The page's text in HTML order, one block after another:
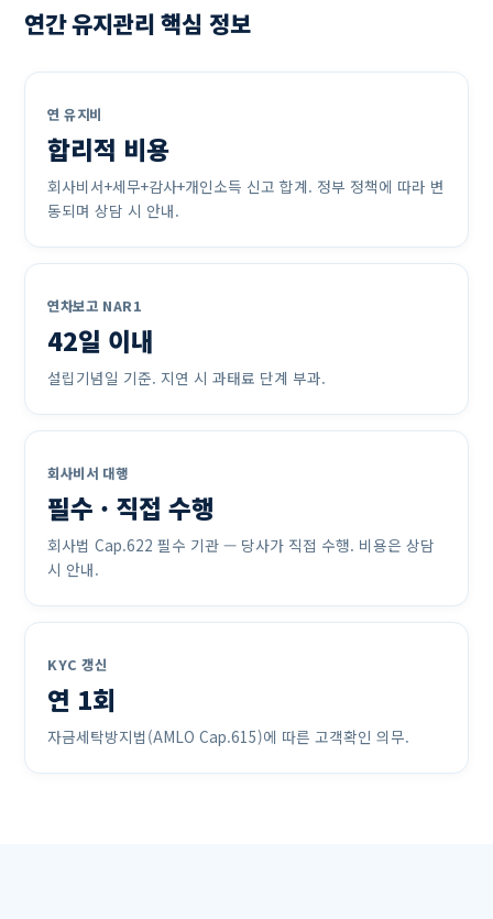
연간 유지관리 핵심 정보
연 유지비
합리적 비용
회사비서+세무+감사+개인소득 신고 합계. 정부 정책에 따라 변
동되며 상담 시 안내.
연차보고 NAR1
42일 이내
설립기념일 기준. 지연 시 과태료 단계 부과.
회사비서 대행
필수 · 직접 수행
회사법 Cap.622 필수 기관 — 당사가 직접 수행. 비용은 상담
시 안내.
KYC 갱신
연 1회
자금세탁방지법(AMLO Cap.615)에 따른 고객확인 의무.